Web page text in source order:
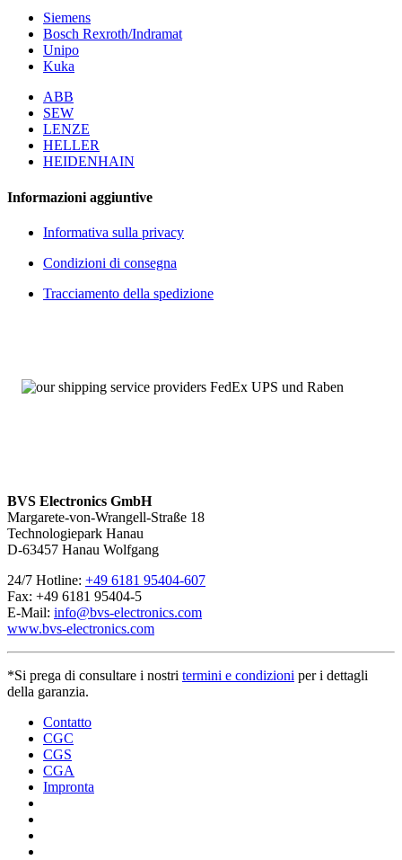
Siemens
Bosch Rexroth/Indramat
Unipo
Kuka
ABB
SEW
LENZE
HELLER
HEIDENHAIN
Informazioni aggiuntive
Informativa sulla privacy
Condizioni di consegna
Tracciamento della spedizione
BVS Electronics GmbH
Margarete-von-Wrangell-Straße 18
Technologiepark Hanau
D-63457 Hanau Wolfgang
24/7 Hotline: +49 6181 95404-607
Fax: +49 6181 95404-5
E-Mail: info@bvs-electronics.com
www.bvs-electronics.com
*Si prega di consultare i nostri termini e condizioni per i dettagli
della garanzia.
Contatto
CGC
CGS
CGA
Impronta